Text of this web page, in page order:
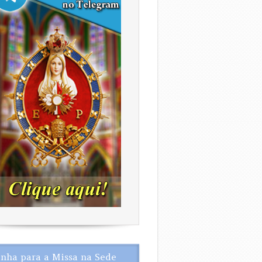
para a Missa na Sede